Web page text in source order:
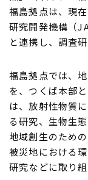
福島拠点は、現
研究開発機構（
と連携し、調査
福島拠点では、
を、つくば本部
は、放射性物質
る研究、生物生
地域創生のため
被災地における
研究などに取り組